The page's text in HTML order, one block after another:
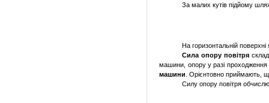
За малих кутів підйому
На горизонтальній поверхні
Сила опору повітря
машини, опору у разі
машини
Орієнтовно при­ймають,
Силу опору повітря